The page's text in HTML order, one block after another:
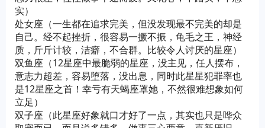
实）
处女座（一生都在追求完美，但没发现最不完美的却是
自己。经不起挫折，很容易一撅不振，龟毛之王，神经
质，斤斤计较，洁癖，不合群。比较令人讨厌的星座）
双鱼座（12星座中最脆弱的星座，没主见，任人摆布，
意志力超差，容易堕落，没出息，同时此星星犯罪率也
是12星座之首！幸亏有天蝎座罩她，不然很难想象如何
立足）
双子座（此星座好象就口才好了一点，其实也只是哗众